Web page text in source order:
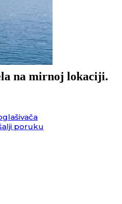
na mirnoj lokaciji.
poruku